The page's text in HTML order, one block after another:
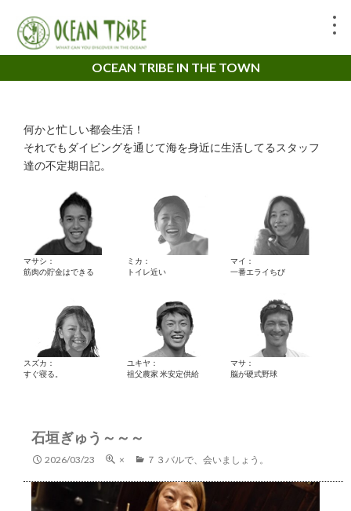
OCEAN TRIBE IN THE TOWN
何かと忙しい都会生活！
それでもダイビングを通じて海を身近に生活してるスタッフ
達の不定期日記。
マサシ：
筋肉の貯金はできる
ミカ：
トイレ近い
マイ：
一番エライちび
スズカ：
すぐ寝る。
ユキヤ：
祖父農家 米安定供給
マサ：
脳が硬式野球
石垣ぎゅう～～～
2026/03/23 × ７３バルで、会いましょう。